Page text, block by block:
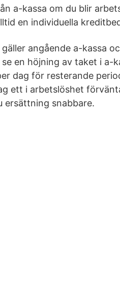
a-kassa om du blir
en individuella
angående a-kassa
en höjning av taket i a-
dag för resterande
ett i arbetslöshet
ersättning snabbare.